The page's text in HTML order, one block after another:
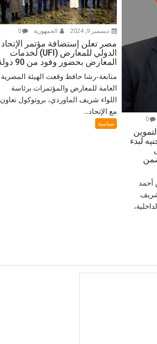
0
2 مليار جنيه لبدء
ضمن
أحمد
شريف
ديسمبر 9, 2024 الجمهورية 0
مصر تعلن إستضافة مؤتمر الإتحاد
الدولي للمعارض (UFI) لخدمات
المعارض بحضور وفود من 90 دولة
متابعة-رشا حافظ وقعت الهيئة المصرية
العامة للمعارض والمؤتمرات برئاسة
اللواء شريف الماوردي، بروتوكول تعاون
مع الإتحاد...
سياسية